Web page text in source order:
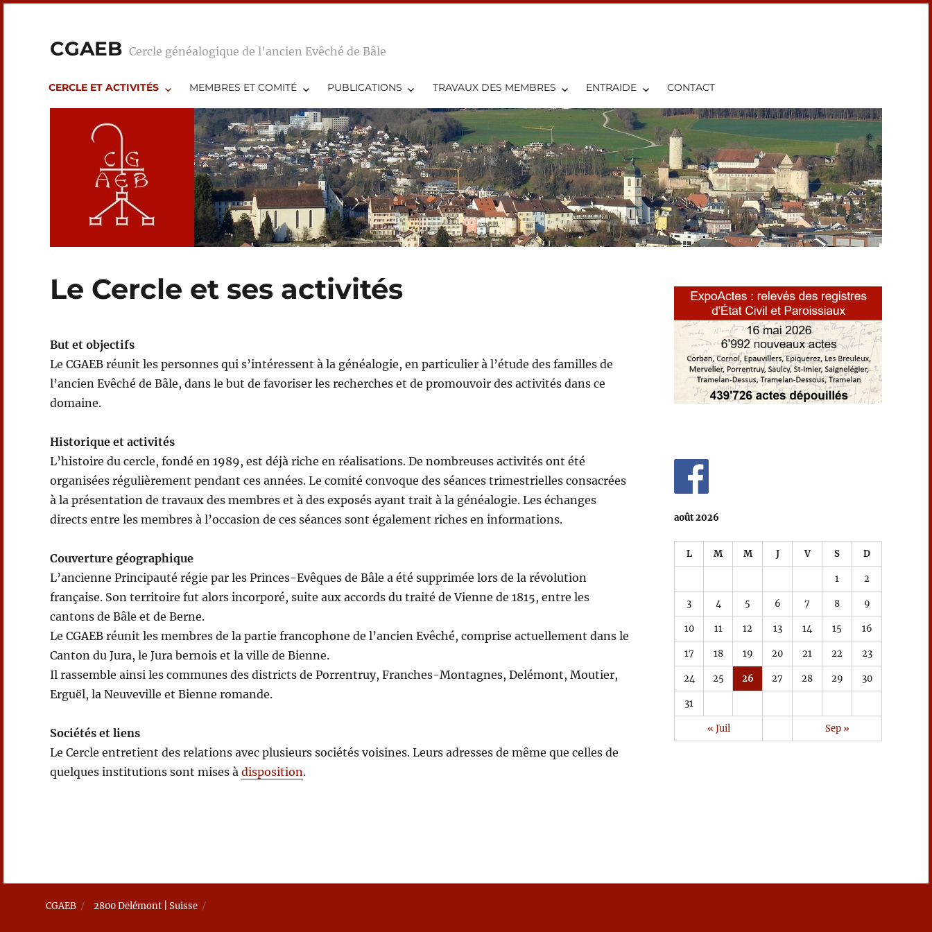
CGAEB Cercle généalogique de l'ancien Evêché de Bâle
CERCLE ET ACTIVITÉS MEMBRES ET COMITÉ PUBLICATIONS TRAVAUX DES MEMBRES ENTRAIDE CONTACT
Le Cercle et ses activités
But et objectifs
Le CGAEB réunit les personnes qui s’intéressent à la généalogie, en particulier à l’étude des familles de
l’ancien Evêché de Bâle, dans le but de favoriser les recherches et de promouvoir des activités dans ce
domaine.
Historique et activités
L’histoire du cercle, fondé en 1989, est déjà riche en réalisations. De nombreuses activités ont été
organisées régulièrement pendant ces années. Le comité convoque des séances trimestrielles consacrées
à la présentation de travaux des membres et à des exposés ayant trait à la généalogie. Les échanges
directs entre les membres à l’occasion de ces séances sont également riches en informations.
Couverture géographique
L’ancienne Principauté régie par les Princes-Evêques de Bâle a été supprimée lors de la révolution
française. Son territoire fut alors incorporé, suite aux accords du traité de Vienne de 1815, entre les
cantons de Bâle et de Berne.
Le CGAEB réunit les membres de la partie francophone de l’ancien Evêché, comprise actuellement dans le
Canton du Jura, le Jura bernois et la ville de Bienne.
Il rassemble ainsi les communes des districts de Porrentruy, Franches-Montagnes, Delémont, Moutier,
Erguël, la Neuveville et Bienne romande.
Sociétés et liens
Le Cercle entretient des relations avec plusieurs sociétés voisines. Leurs adresses de même que celles de
quelques institutions sont mises à disposition.
août 2026
L M M J V S D
1 2
3 4 5 6 7 8 9
10 11 12 13 14 15 16
17 18 19 20 21 22 23
24 25 26 27 28 29 30
31
« Juil Sep »
CGAEB 2800 Delémont | Suisse